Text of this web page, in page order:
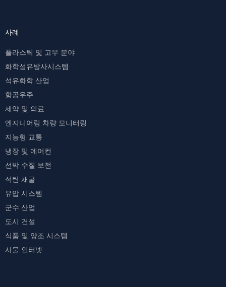
사례
플라스틱 및 고무 분야
화학섬유방사시스템
석유화학 산업
항공우주
제약 및 의료
엔지니어링 차량 모니터링
지능형 교통
냉장 및 에어컨
선박 수질 보전
석탄 채굴
유압 시스템
군수 산업
도시 건설
식품 및 양조 시스템
사물 인터넷